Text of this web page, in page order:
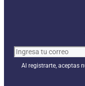
Al registrarte, aceptas